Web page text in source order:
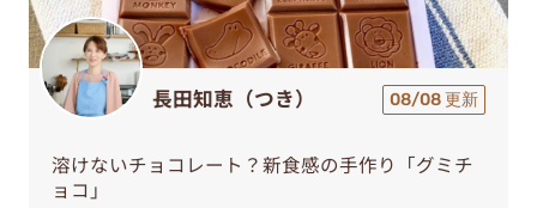
長田知恵（つき） 08/08 更新
溶けないチョコレート？新食感の手作り「グミチ
ョコ」